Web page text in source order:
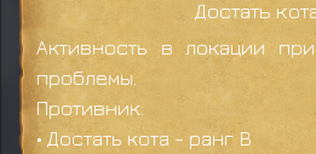
Достать
Активность в локации
проблемы.
Противник:
• Достать кота - ранг B